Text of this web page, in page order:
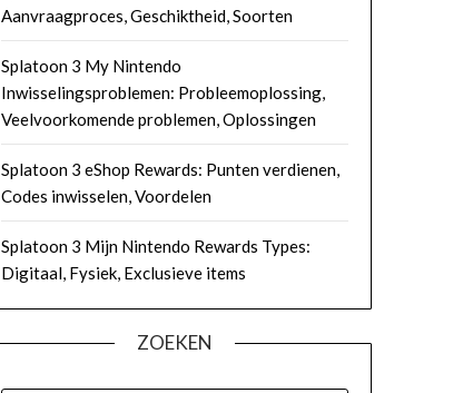
Aanvraagproces, Geschiktheid, Soorten
Splatoon 3 My Nintendo
Inwisselingsproblemen: Probleemoplossing,
Veelvoorkomende problemen, Oplossingen
Splatoon 3 eShop Rewards: Punten verdienen,
Codes inwisselen, Voordelen
Splatoon 3 Mijn Nintendo Rewards Types:
Digitaal, Fysiek, Exclusieve items
ZOEKEN